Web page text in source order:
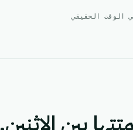
الوقت الحقيقي